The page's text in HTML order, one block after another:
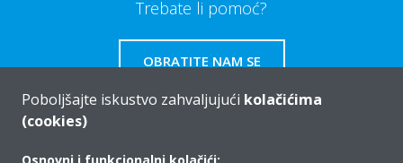
Trebate li pomoć?
OBRATITE NAM SE
Poboljšajte iskustvo zahvaljujući kolačićima
(cookies)